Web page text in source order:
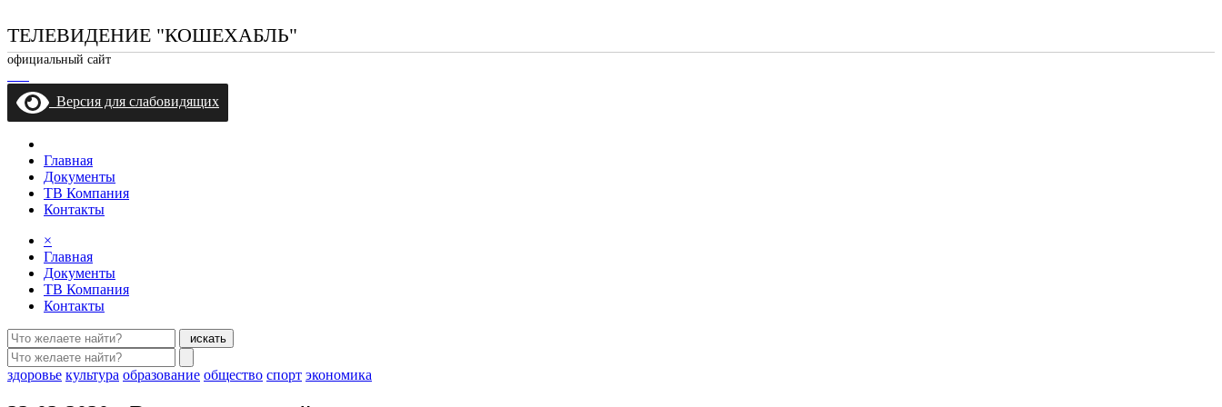
ТЕЛЕВИДЕНИЕ "КОШЕХАБЛЬ"
официальный сайт
Версия для слабовидящих
Главная
Документы
ТВ Компания
Контакты
×
Главная
Документы
ТВ Компания
Контакты
искать
здоровье культура образование общество спорт экономика